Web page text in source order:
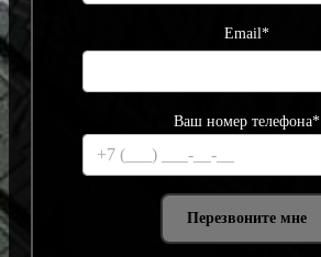
Email*
Ваш номер телефона*